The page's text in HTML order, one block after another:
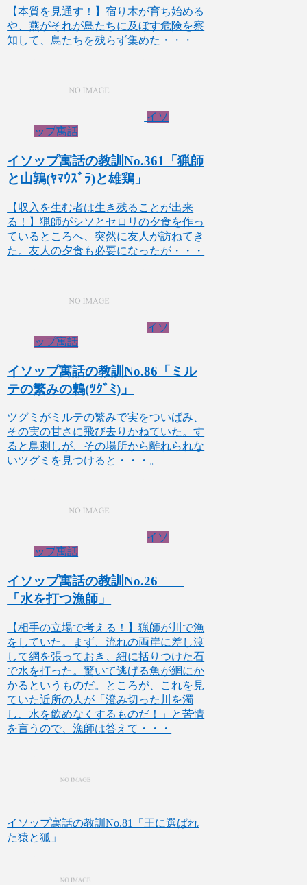
【本質を見通す！】宿り木が育ち始める
や、燕がそれが鳥たちに及ぼす危険を察
知して、鳥たちを残らず集めた・・・
イソ
ップ寓話
イソップ寓話の教訓No.361「猟師
と山鶉(ﾔﾏｳｽﾞﾗ)と雄鶏」
【収入を生む者は生き残ることが出来
る！】猟師がシソとセロリの夕食を作っ
ているところへ、突然に友人が訪ねてき
た。友人の夕食も必要になったが・・・
イソ
ップ寓話
イソップ寓話の教訓No.86「ミル
テの繁みの鶫(ﾂｸﾞﾐ)」
ツグミがミルテの繁みで実をついばみ、
その実の甘さに飛び去りかねていた。す
ると鳥刺しが、その場所から離れられな
いツグミを見つけると・・・。
イソ
ップ寓話
イソップ寓話の教訓No.26
「水を打つ漁師」
【相手の立場で考える！】猟師が川で漁
をしていた。まず、流れの両岸に差し渡
して網を張っておき、紐に括りつけた石
で水を打った。驚いて逃げる魚が網にか
かるというものだ。ところが、これを見
ていた近所の人が「澄み切った川を濁
し、水を飲めなくするものだ！」と苦情
を言うので、漁師は答えて・・・
イソップ寓話の教訓No.81「王に選ばれ
た猿と狐」